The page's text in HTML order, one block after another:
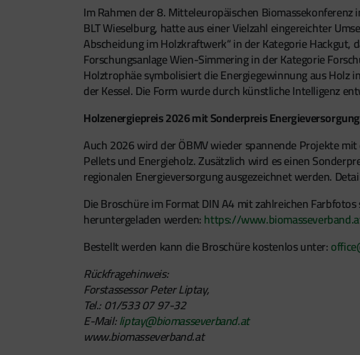
Im Rahmen der 8. Mitteleuropäischen
BLT Wieselburg, hatte aus einer Vielzahl eingereichter
Abscheidung im Holzkraftwerk“ in der Kategorie Hackgut,
Forschungsanlage Wien-Simmering in der Kategorie
Holztrophäe symbolisiert die Energiegewinnung aus Holz
der Kessel. Die Form wurde durch künstliche Intelligenz
Holzenergiepreis 2026 mit Sonderpreis
Auch 2026 wird der ÖBMV wieder spannende Projekte
Pellets und Energieholz. Zusätzlich wird es einen
regionalen Energieversorgung ausgezeichnet werden.
Die Broschüre im Format DIN A4 mit zahlreichen
heruntergeladen werden:https://
Bestellt werden kann die Broschüre kostenlos unter:
Rückfragehinweis:
Forstassessor Peter Liptay,
Tel.: 01/533 07 97-32
E-Mail:liptay@biomasseverband.at
www.biomasseverband.at